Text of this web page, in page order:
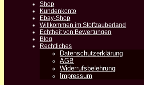
Shop
Kundenkonto
Ebay-Shop
Willkommen im Stoffzauberland
Echtheit von Bewertungen
Blog
Rechtliches
Datenschutzerklärung
AGB
Widerrufsbelehrung
Impressum